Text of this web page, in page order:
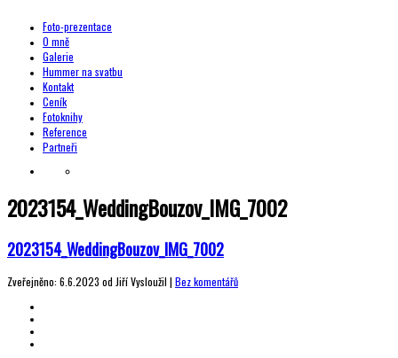
Foto-prezentace
O mně
Galerie
Hummer na svatbu
Kontakt
Ceník
Fotoknihy
Reference
Partneři
2023154_WeddingBouzov_IMG_7002
2023154_WeddingBouzov_IMG_7002
Zveřejněno: 6.6.2023 od Jiří Vysloužil | Bez komentářů